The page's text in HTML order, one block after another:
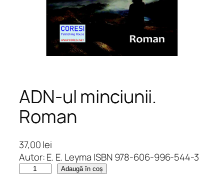
ADN-ul minciunii.
Roman
37,00lei
Autor: E. E. Leyma ISBN 978-606-996-544-3
Adaugă în coș